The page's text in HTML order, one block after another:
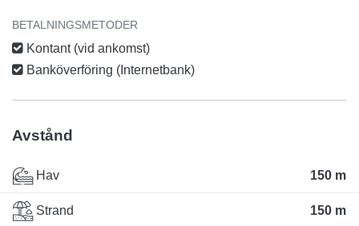
BETALNINGSMETODER
Kontant (vid ankomst)
Banköverföring (Internetbank)
Avstånd
Hav 150 m
Strand 150 m